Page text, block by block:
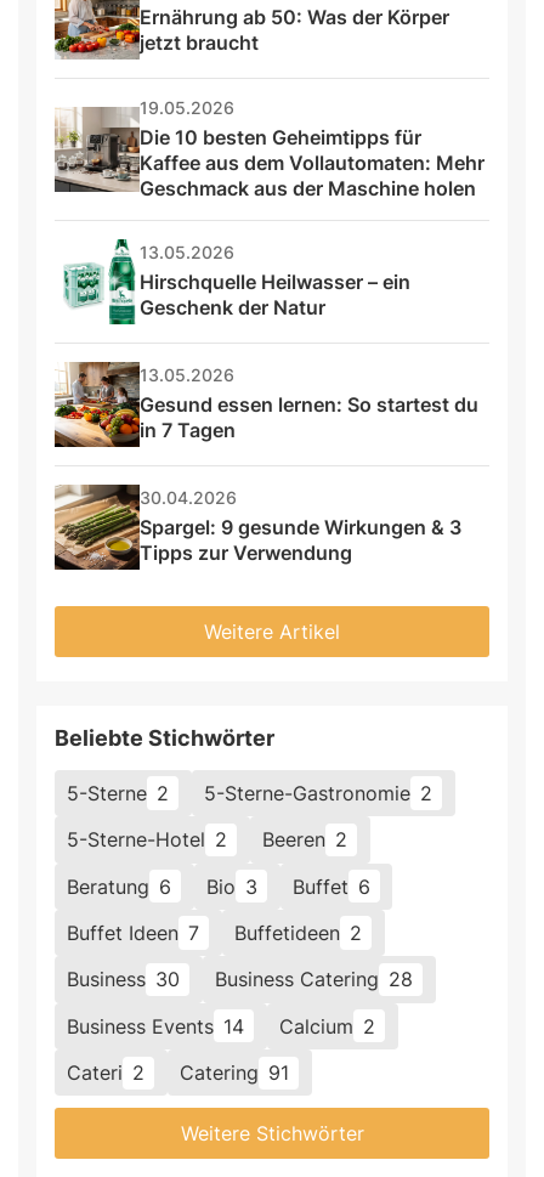
Ernährung ab 50: Was der Körper
jetzt braucht
19.05.2026
Die 10 besten Geheimtipps für
Kaffee aus dem Vollautomaten: Mehr
Geschmack aus der Maschine holen
13.05.2026
Hirschquelle Heilwasser – ein
Geschenk der Natur
13.05.2026
Gesund essen lernen: So startest du
in 7 Tagen
30.04.2026
Spargel: 9 gesunde Wirkungen & 3
Tipps zur Verwendung
Weitere Artikel
Beliebte Stichwörter
5-Sterne 2 5-Sterne-Gastronomie 2
5-Sterne-Hotel 2 Beeren 2
Beratung 6 Bio 3 Buffet 6
Buffet Ideen 7 Buffetideen 2
Business 30 Business Catering 28
Business Events 14 Calcium 2
Cateri 2 Catering 91
Weitere Stichwörter